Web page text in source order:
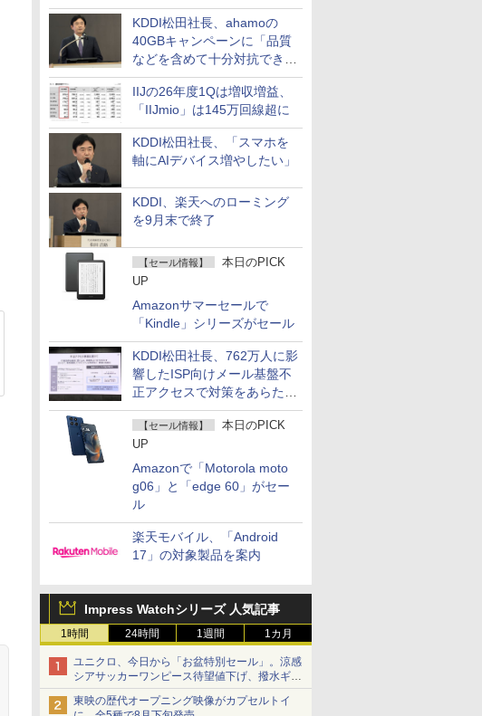
題
KDDI松田社長、ahamoの
40GBキャンペーンに「品質
などを含めて十分対抗でき
る」
IIJの26年度1Qは増収増益、
「IIJmio」は145万回線超に
KDDI松田社長、「スマホを
軸にAIデバイス増やしたい」
KDDI、楽天へのローミング
を9月末で終了
【セール情報】
本日のPICK
UP
Amazonサマーセールで
「Kindle」シリーズがセール
KDDI松田社長、762万人に影
響したISP向けメール基盤不
正アクセスで対策をあらため
て説明
【セール情報】
本日のPICK
UP
Amazonで「Motorola moto
g06」と「edge 60」がセー
ル
楽天モバイル、「Android
17」の対象製品を案内
Impress Watchシリーズ 人気記事
1時間 24時間 1週間 1カ月
ユニクロ、今日から「お盆特別セール」。涼感
シアサッカーワンピース待望値下げ、撥水ギア
ショーツは1990円に
東映の歴代オープニング映像がカプセルトイ